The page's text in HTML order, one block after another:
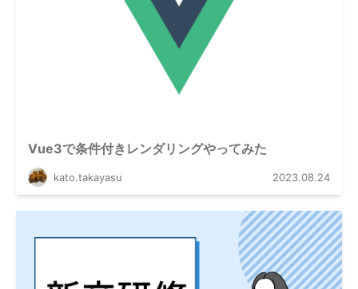
Vue3で条件付きレンダリングやってみた
kato.takayasu 2023.08.24